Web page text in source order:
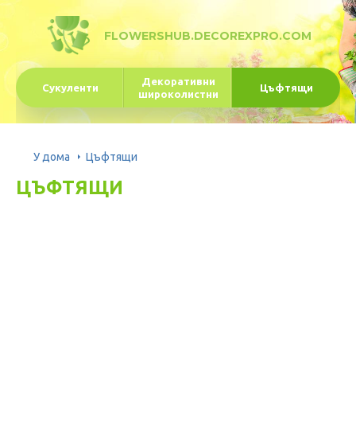
FLOWERSHUB.DECOREXPRO.COM
Сукуленти
Декоративни
широколистни
Цъфтящи
У дома Цъфтящи
ЦЪФТЯЩИ